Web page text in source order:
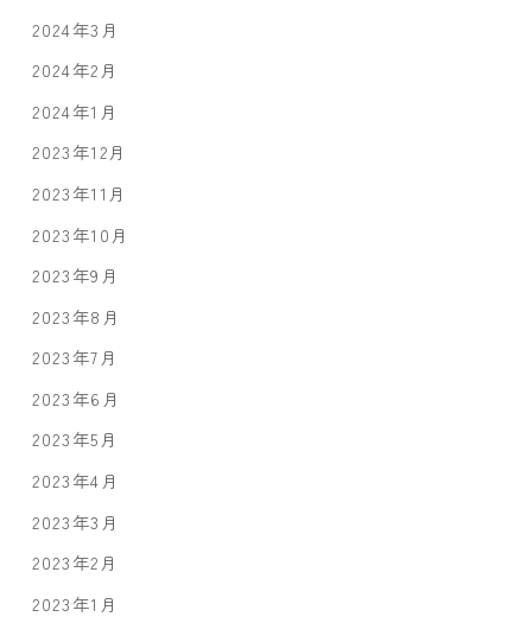
2024年3月
2024年2月
2024年1月
2023年12月
2023年11月
2023年10月
2023年9月
2023年8月
2023年7月
2023年6月
2023年5月
2023年4月
2023年3月
2023年2月
2023年1月